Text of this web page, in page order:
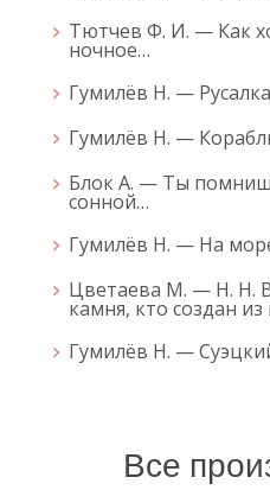
Тютчев Ф. И. — Как
ночное…
Гумилёв Н. — Русалка
Гумилёв Н. —
Блок А. — Ты
сонной…
Гумилёв Н. — На
Цветаева М. — Н. Н.
камня, кто создан
Гумилёв Н. —
Все